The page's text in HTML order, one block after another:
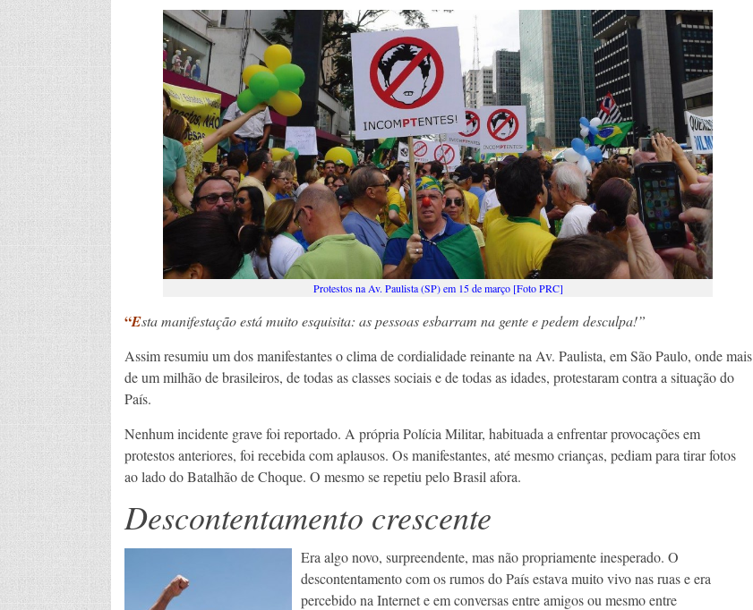
Protestos na Av. Paulista (SP) em 15 de março [Foto PRC]
“Esta manifestação está muito esquisita: as pessoas esbarram na gente e pedem desculpa!”
Assim resumiu um dos manifestantes o clima de cordialidade reinante na Av. Paulista, em São Paulo, onde mais
de um milhão de brasileiros, de todas as classes sociais e de todas as idades, protestaram contra a situação do
País.
Nenhum incidente grave foi reportado. A própria Polícia Militar, habituada a enfrentar provocações em
protestos anteriores, foi recebida com aplausos. Os manifestantes, até mesmo crianças, pediam para tirar fotos
ao lado do Batalhão de Choque. O mesmo se repetiu pelo Brasil afora.
Descontentamento crescente
Era algo novo, surpreendente, mas não propriamente inesperado. O
descontentamento com os rumos do País estava muito vivo nas ruas e era
percebido na Internet e em conversas entre amigos ou mesmo entre